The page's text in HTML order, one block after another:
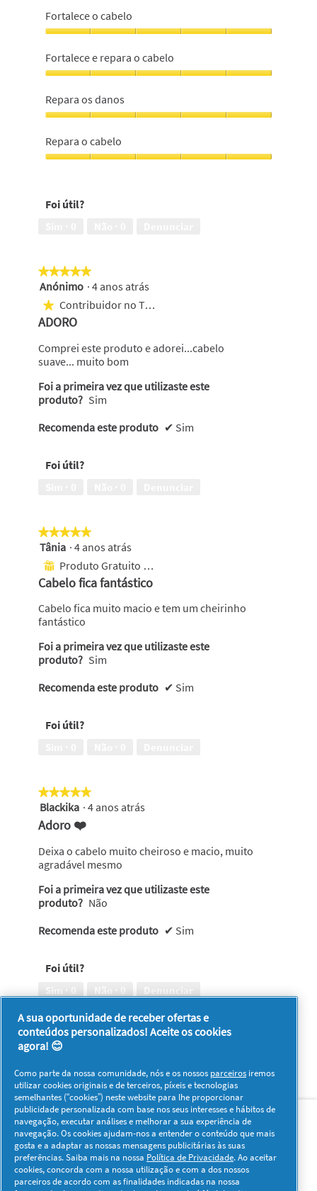
Fortalece o cabelo
o
cabelo,
em
5
Fortalece e repara o cabelo
e
repara
cabelo,
5
em
Repara os danos
os
danos,
Repara o cabelo
5
Foi útil?
★★★★★
★★★★★
5
em
estrelas.
Anónimo · 4 anos atrás
★ Contribuidor no Top 1000
ADORO
Comprei este produto e adorei...cabelo
suave... muito bom
Foi a primeira vez que utilizaste este
produto? Sim
Recomenda este produto ✔ Sim
Foi útil?
★★★★★
★★★★★
5
em
estrelas.
Tânia · 4 anos atrás
⊞ Produto Gratuito Recebido
Cabelo fica fantástico
Cabelo fica muito macio e tem um cheirinho
fantástico
Foi a primeira vez que utilizaste este
produto? Sim
Recomenda este produto ✔ Sim
Foi útil?
★★★★★
★★★★★
5
em
estrelas.
Blackika · 4 anos atrás
Adoro ❤️
Deixa o cabelo muito cheiroso e macio, muito
agradável mesmo
Foi a primeira vez que utilizaste este
produto? Não
Recomenda este produto ✔ Sim
Foi útil?
Sim · 0 Não · 0 Denunciar
1–8 de 70 análises
Anterior
◄
Sobre nós Contacto Visitar www.pg.com
Redes Sociais
A sua oportunidade de receber ofertas e
conteúdos personalizados! Aceite os cookies
agora! 😊
Como parte da nossa comunidade, nós e os nossos parceiros iremos
utilizar cookies originais e de terceiros, píxeis e tecnologias
semelhantes (“cookies”) neste website para lhe proporcionar
publicidade personalizada com base nos seus interesses e hábitos de
navegação, executar análises e melhorar a sua experiência de
navegação. Os cookies ajudam-nos a entender o conteúdo que mais
gosta e a adaptar as nossas mensagens publicitárias às suas
preferências. Saiba mais na nossa Política de Privacidade. Ao aceitar
cookies, concorda com a nossa utilização e com a dos nossos
parceiros de acordo com as finalidades indicadas na nossa